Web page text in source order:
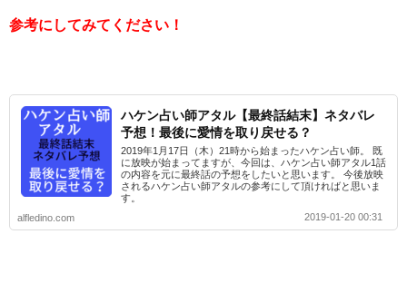
参考にしてみてください！
ハケン占い師アタル【最終話結末】ネタバレ
予想！最後に愛情を取り戻せる？
2019年1月17日（木）21時から始まったハケン占い師。 既
に放映が始まってますが、今回は、ハケン占い師アタル1話
の内容を元に最終話の予想をしたいと思います。 今後放映
されるハケン占い師アタルの参考にして頂ければと思いま
す。
alfledino.com
2019-01-20 00:31